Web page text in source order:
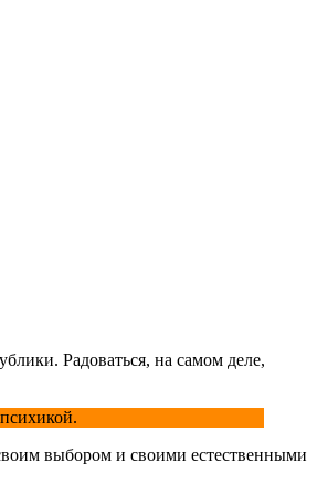
Радоваться, на самом деле,
выбором и своими естественными